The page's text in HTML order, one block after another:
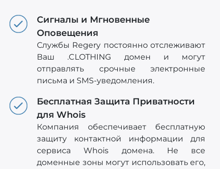
Сигналы и Мгновенные
Оповещения
Службы Regery постоянно отслеживают
Ваш .CLOTHING домен и могут
отправлять срочные электронные
письма и SMS-уведомления.
Бесплатная Защита Приватности
для Whois
Компания обеспечивает бесплатную
защиту контактной информации для
сервиса Whois домена. Не все
доменные зоны могут использовать его,